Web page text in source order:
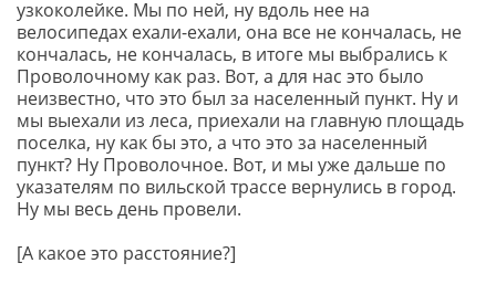
узкоколейке. Мы по ней, ну вдоль нее на
велосипедах ехали-ехали, она все не кончалась, не
кончалась, не кончалась, в итоге мы выбрались к
Проволочному как раз. Вот, а для нас это было
неизвестно, что это был за населенный пункт. Ну и
мы выехали из леса, приехали на главную площадь
поселка, ну как бы это, а что это за населенный
пункт? Ну Проволочное. Вот, и мы уже дальше по
указателям по вильской трассе вернулись в город.
Ну мы весь день провели.
[А какое это расстояние?]